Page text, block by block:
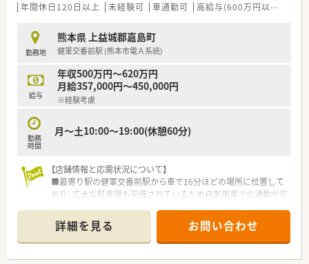
年間休日120日以上 未経験可 車通勤可 高給与(600万円以上)
勤務地
熊本県 上益城郡嘉島町
健軍交番前駅 (熊本市電Ａ系統)
給与
年収500万円～620万円
月給357,000円～450,000円
※経験考慮
勤務
時間
月～土10:00～19:00(休憩60分)
【店舗情報と応需状況について】
■最寄り駅の健軍交番前駅から車で16分ほどの場所に位置して
おり、広大な駐車場も完備されているため自家用車での通勤が可
■広域医療機関からの処方箋を1日平均5枚から10枚ほど応需し
ており、多種多様な処方内容にじっくりと向き合うことができま
す。
■現在は薬剤師2名体制で運営されており、ショッピングモール
詳細を見る お問い合わせ